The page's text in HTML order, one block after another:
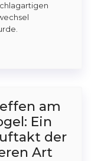
am
Ein
der
Art